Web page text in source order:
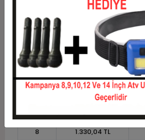
9.094,28 TL
2
4.547,14 TL
3.243,63 TL
4
2.478,19 TL
5
2.018,93 TL
1.712,76 TL
7
1.494,06 TL
8
1.330,04 TL